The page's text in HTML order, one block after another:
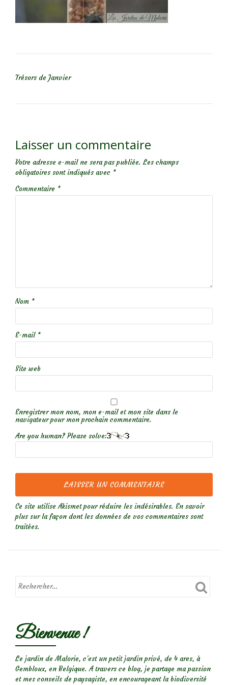
Trésors de Janvier
Laisser un commentaire
Votre adresse e-mail ne sera pas publiée. Les champs
obligatoires sont indiqués avec *
Commentaire *
Nom *
E-mail *
Site web
Enregistrer mon nom, mon e-mail et mon site dans le
navigateur pour mon prochain commentaire.
Are you human? Please solve:
Ce site utilise Akismet pour réduire les indésirables. En savoir
plus sur la façon dont les données de vos commentaires sont
traitées.
Bienvenue !
Le jardin de Malorie, c'est un petit jardin privé, de 4 ares, à
Gembloux, en Belgique. A travers ce blog, je partage ma passion
et mes conseils de paysagiste, en encourageant la biodiversité